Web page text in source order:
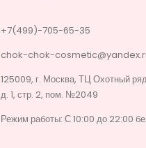
+7(499)-705-65-35
chok-chok-
125009, г. Москва, ТЦ Охотный
д. 1, стр. 2, пом. №2049
Режим работы: С 10:00 до 22:00